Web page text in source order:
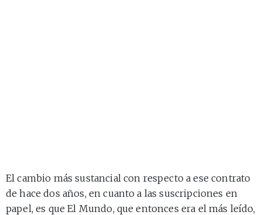
El cambio más sustancial con respecto a ese contrato
de hace dos años, en cuanto a las suscripciones en
papel, es que El Mundo, que entonces era el más leído,